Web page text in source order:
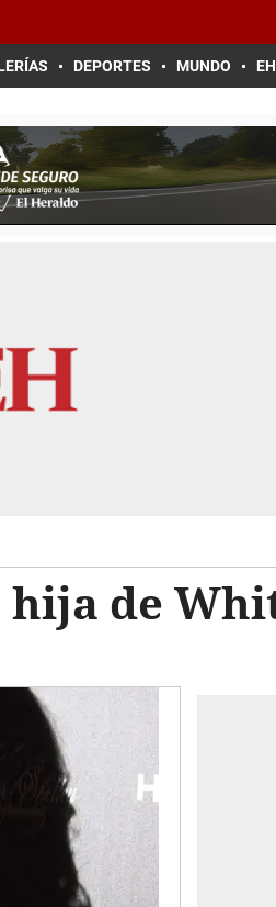
DEPORTES MUNDO
hija de